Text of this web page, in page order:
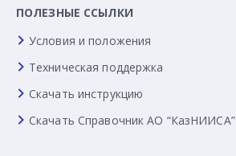
ПОЛЕЗНЫЕ ССЫЛКИ
Условия и положения
Техническая поддержка
Скачать инструкцию
Скачать Справочник АО “КазНИИСА”